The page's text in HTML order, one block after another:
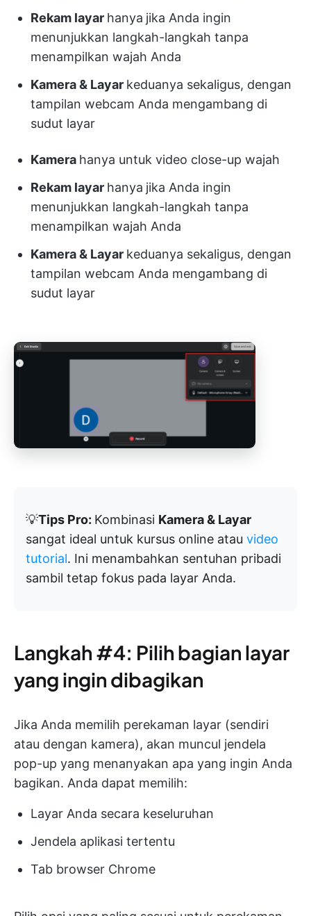
Rekam layar hanya jika Anda ingin
menunjukkan langkah-langkah tanpa
menampilkan wajah Anda
Kamera & Layar keduanya sekaligus, dengan
tampilan webcam Anda mengambang di
sudut layar
Kamera hanya untuk video close-up wajah
Rekam layar hanya jika Anda ingin
menunjukkan langkah-langkah tanpa
menampilkan wajah Anda
Kamera & Layar keduanya sekaligus, dengan
tampilan webcam Anda mengambang di
sudut layar
💡Tips Pro: Kombinasi Kamera & Layar
sangat ideal untuk kursus online atau video
tutorial. Ini menambahkan sentuhan pribadi
sambil tetap fokus pada layar Anda.
Langkah #4: Pilih bagian layar
yang ingin dibagikan
Jika Anda memilih perekaman layar (sendiri
atau dengan kamera), akan muncul jendela
pop-up yang menanyakan apa yang ingin Anda
bagikan. Anda dapat memilih:
Layar Anda secara keseluruhan
Jendela aplikasi tertentu
Tab browser Chrome